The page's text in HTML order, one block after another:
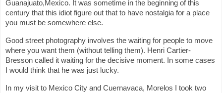
Guanajuato,Mexico. It was sometime in the beginning of this
century that this idiot figure out that to have nostalgia for a place
you must be somewhere else.
Good street photography involves the waiting for people to move
where you want them (without telling them). Henri Cartier-
Bresson called it waiting for the decisive moment. In some cases
I would think that he was just lucky.
In my visit to Mexico City and Cuernavaca, Morelos I took two